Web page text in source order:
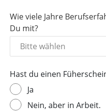
Wie viele Jahre
Du mit?
Hast du einen
Ja
Nein, aber in Arbeit.